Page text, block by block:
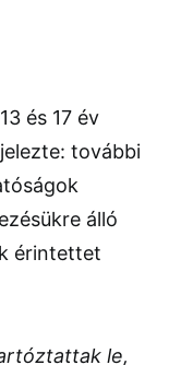
és 17 év
további
álló
érintettet
le,